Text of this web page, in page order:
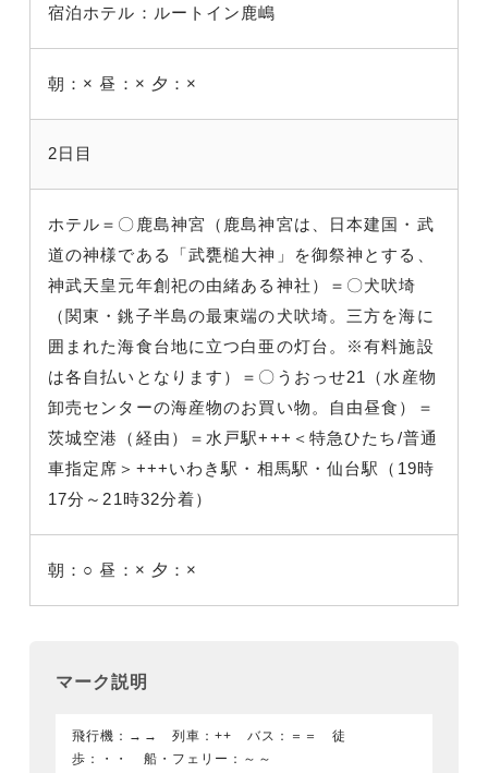
宿泊ホテル：ルートイン鹿嶋
朝：× 昼：× 夕：×
2日目
ホテル＝〇鹿島神宮（鹿島神宮は、日本建国・武
道の神様である「武甕槌大神」を御祭神とする、
神武天皇元年創祀の由緒ある神社）＝〇犬吠埼
（関東・銚子半島の最東端の犬吠埼。三方を海に
囲まれた海食台地に立つ白亜の灯台。※有料施設
は各自払いとなります）＝〇うおっせ21（水産物
卸売センターの海産物のお買い物。自由昼食）＝
茨城空港
（経由）＝水戸駅+++＜特急ひたち/普通
車指定席＞+++いわき駅・相馬駅・仙台駅（19時
17分～21時32分着）
朝：○ 昼：× 夕：×
マーク説明
飛行機：→→ 列車：++ バス：＝＝ 徒
歩：・・ 船・フェリー：～～